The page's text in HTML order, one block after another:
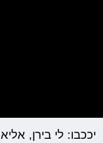
יככבו: לי בירן,